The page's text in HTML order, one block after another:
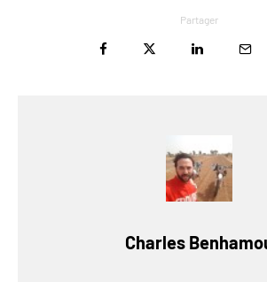
Partager
Charles